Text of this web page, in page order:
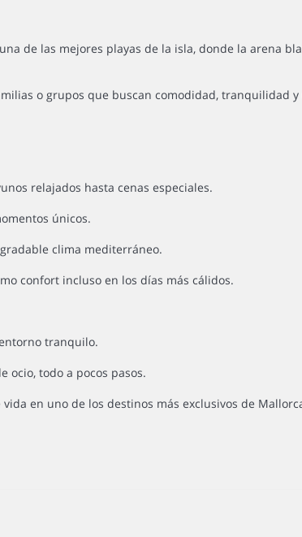
de las mejores playas de la isla, donde la arena
o grupos que buscan comodidad, tranquilidad
relajados hasta cenas especiales.
únicos.
clima mediterráneo.
confort incluso en los días más cálidos.
tranquilo.
ocio, todo a pocos pasos.
en uno de los destinos más exclusivos de